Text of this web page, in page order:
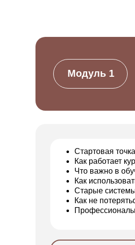
Модуль 1
Стартовая
Как работает
Что важно в
Как
Старые
Как не